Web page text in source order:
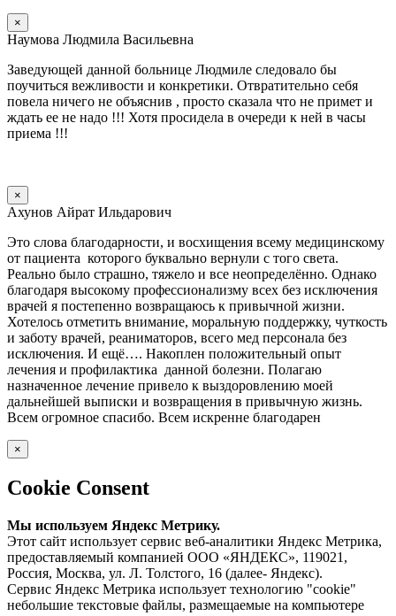
×
Наумова Людмила Васильевна
Заведующей данной больнице Людмиле следовало бы
поучиться вежливости и конкретики. Отвратительно себя
повела ничего не объяснив , просто сказала что не примет и
ждать ее не надо !!! Хотя просидела в очереди к ней в часы
приема !!!
×
Ахунов Айрат Ильдарович
Это слова благодарности, и восхищения всему медицинскому
от пациента которого буквально вернули с того света.
Реально было страшно, тяжело и все неопределённо. Однако
благодаря высокому профессионализму всех без исключения
врачей я постепенно возвращаюсь к привычной жизни.
Хотелось отметить внимание, моральную поддержку, чуткость
и заботу врачей, реаниматоров, всего мед персонала без
исключения. И ещё…. Накоплен положительный опыт
лечения и профилактика данной болезни. Полагаю
назначенное лечение привело к выздоровлению моей
дальнейшей выписки и возвращения в привычную жизнь.
Всем огромное спасибо. Всем искренне благодарен
×